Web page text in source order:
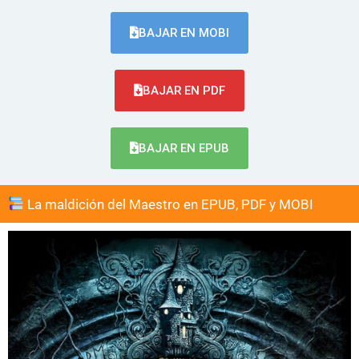
BAJAR EN MOBI
BAJAR EN PDF
BAJAR EN EPUB
La maldición del Maestro en EPUB, PDF y MOBI